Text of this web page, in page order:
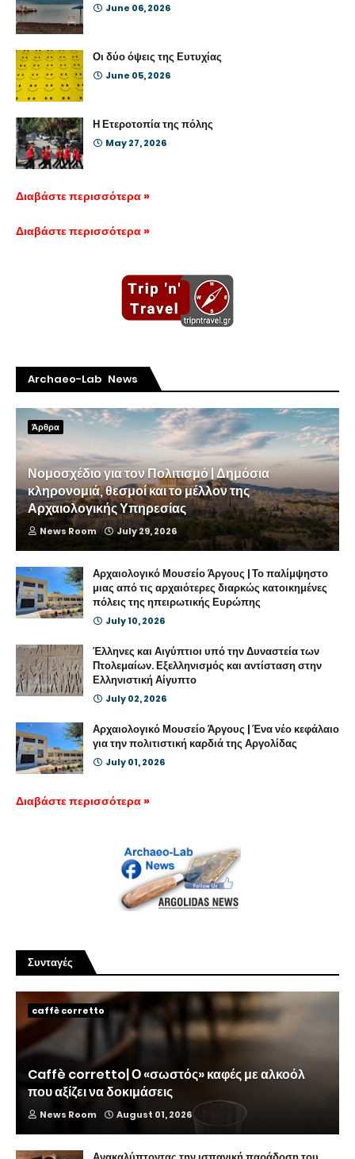
June 06, 2026
Οι δύο όψεις της Ευτυχίας
June 05, 2026
Η Ετεροτοπία της πόλης
May 27, 2026
Διαβάστε περισσότερα »
Διαβάστε περισσότερα »
Archaeo-Lab News
Άρθρα
Νομοσχέδιο για τον Πολιτισμό | Δημόσια
κληρονομιά, θεσμοί και το μέλλον της
Αρχαιολογικής Υπηρεσίας
News Room July 29, 2026
Αρχαιολογικό Μουσείο Άργους | Το παλίμψηστο
μιας από τις αρχαιότερες διαρκώς κατοικημένες
πόλεις της ηπειρωτικής Ευρώπης
July 10, 2026
Έλληνες και Αιγύπτιοι υπό την Δυναστεία των
Πτολεμαίων. Εξελληνισμός και αντίσταση στην
Ελληνιστική Αίγυπτο
July 02, 2026
Αρχαιολογικό Μουσείο Άργους | Ένα νέο κεφάλαιο
για την πολιτιστική καρδιά της Αργολίδας
July 01, 2026
Διαβάστε περισσότερα »
Συνταγές
caffè corretto
Caffè corretto| Ο «σωστός» καφές με αλκοόλ
που αξίζει να δοκιμάσεις
News Room August 01, 2026